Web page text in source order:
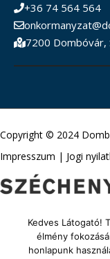
+36 74 564 564
7200 Dombóvár,
Copyright © 2024
Impresszum | Jogi
Kedves Látogató!
élmény
honlapunk